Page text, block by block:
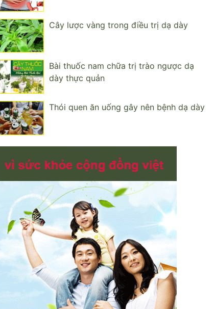
Cây lược vàng trong điều trị dạ dày
Bài thuốc nam chữa trị trào ngược dạ
dày thực quản
Thói quen ăn uống gây nên bệnh dạ dày